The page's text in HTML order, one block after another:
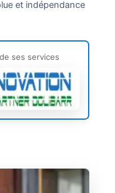
et indépendance
ses services